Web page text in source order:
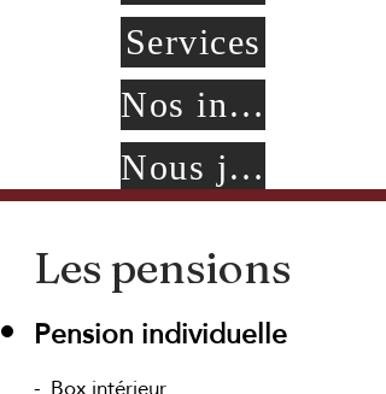
Services
Nos installations
Nous joindre
Les pensions
Pension individuelle